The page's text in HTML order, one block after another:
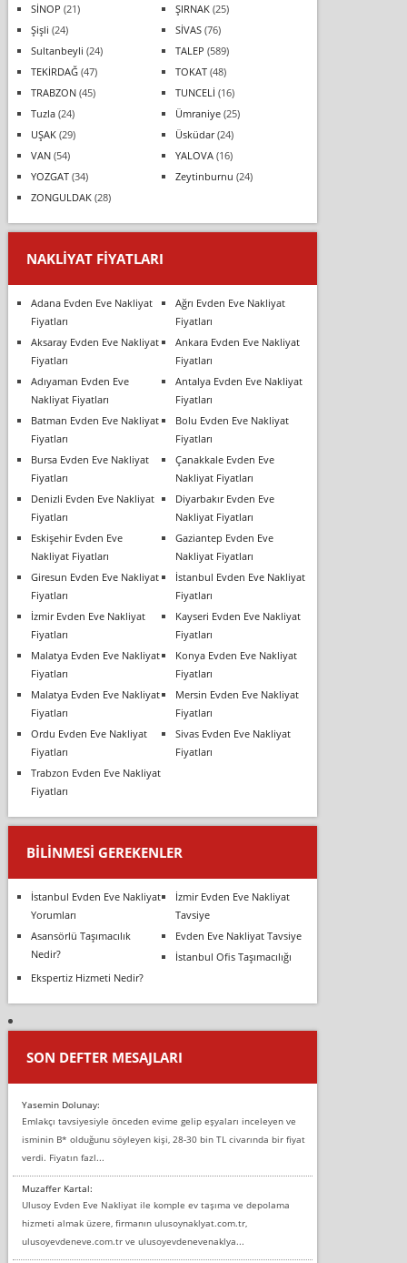
SİNOP (21) ŞIRNAK(25)
Şişli (24) SİVAS(76)
Sultanbeyli (24) TALEP (589)
TEKİRDAĞ(47) TOKAT(48)
TRABZON(45) TUNCELİ (16)
Tuzla(24) Ümraniye(25)
UŞAK(29) Üsküdar(24)
VAN(54) YALOVA(16)
YOZGAT(34) Zeytinburnu (24)
ZONGULDAK(28)
NAKLIYAT FIYATLARI
Adana Evden Eve Nakliyat
Fiyatları
Ağrı Evden Eve Nakliyat
Fiyatları
Aksaray Evden Eve Nakliyat
Fiyatları
Ankara Evden Eve Nakliyat
Fiyatları
Adıyaman Evden Eve
Nakliyat Fiyatları
Antalya Evden Eve Nakliyat
Fiyatları
Batman Evden Eve Nakliyat
Fiyatları
Bolu Evden Eve Nakliyat
Fiyatları
Bursa Evden Eve Nakliyat
Fiyatları
Çanakkale Evden Eve
Nakliyat Fiyatları
Denizli Evden Eve Nakliyat
Fiyatları
Diyarbakır Evden Eve
Nakliyat Fiyatları
Eskişehir Evden Eve
Nakliyat Fiyatları
Gaziantep Evden Eve
Nakliyat Fiyatları
Giresun Evden Eve Nakliyat
Fiyatları
İstanbul Evden Eve Nakliyat
Fiyatları
İzmir Evden Eve Nakliyat
Fiyatları
Kayseri Evden Eve Nakliyat
Fiyatları
Malatya Evden Eve Nakliyat
Fiyatları
Konya Evden Eve Nakliyat
Fiyatları
Malatya Evden Eve Nakliyat
Fiyatları
Mersin Evden Eve Nakliyat
Fiyatları
Ordu Evden Eve Nakliyat
Fiyatları
Sivas Evden Eve Nakliyat
Fiyatları
Trabzon Evden Eve Nakliyat
Fiyatları
BILINMESI GEREKENLER
İstanbul Evden Eve Nakliyat
Yorumları
İzmir Evden Eve Nakliyat
Tavsiye
Asansörlü Taşımacılık
Nedir?
Evden Eve Nakliyat Tavsiye
İstanbul Ofis Taşımacılığı
Ekspertiz Hizmeti Nedir?
SON DEFTER MESAJLARI
Yasemin Dolunay:
Emlakçı tavsiyesiyle önceden evime gelip eşyaları inceleyen ve
isminin B* olduğunu söyleyen kişi, 28-30 bin TL civarında bir fiyat
verdi. Fiyatın fazl...
Muzaffer Kartal:
Ulusoy Evden Eve Nakliyat ile komple ev taşıma ve depolama
hizmeti almak üzere, firmanın ulusoynaklyat.com.tr,
ulusoyevdeneve.com.tr ve ulusoyevdenevenaklya...